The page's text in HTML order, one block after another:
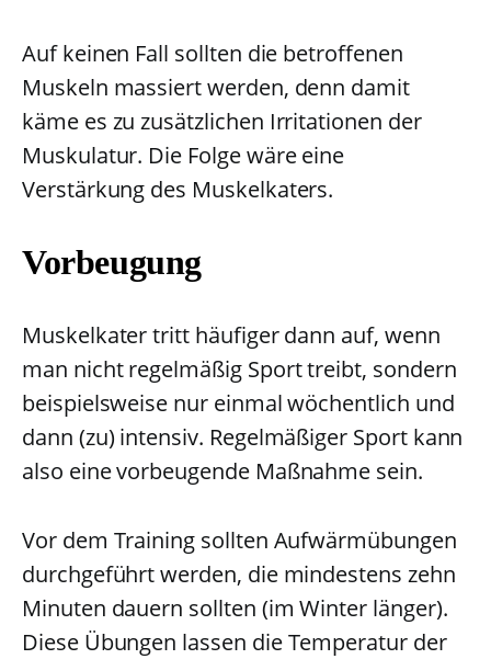
Auf keinen Fall sollten die betroffenen
Muskeln massiert werden, denn damit
käme es zu zusätzlichen Irritationen der
Muskulatur. Die Folge wäre eine
Verstärkung des Muskelkaters.
Vorbeugung
Muskelkater tritt häufiger dann auf, wenn
man nicht regelmäßig Sport treibt, sondern
beispielsweise nur einmal wöchentlich und
dann (zu) intensiv. Regelmäßiger Sport kann
also eine vorbeugende Maßnahme sein.
Vor dem Training sollten Aufwärmübungen
durchgeführt werden, die mindestens zehn
Minuten dauern sollten (im Winter länger).
Diese Übungen lassen die Temperatur der